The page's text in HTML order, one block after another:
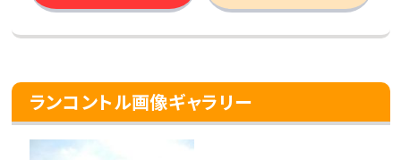
ランコントル画像ギャラリー